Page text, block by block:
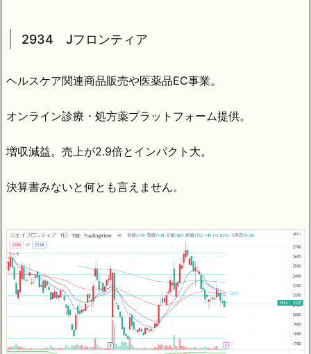
2934 Jフロンティア
ヘルスケア関連商品販売や医薬品EC事業。
オンライン診療・処方薬プラットフォーム提供。
増収減益。売上が2.9倍とインパクト大。
決算書みないと何とも言えません。